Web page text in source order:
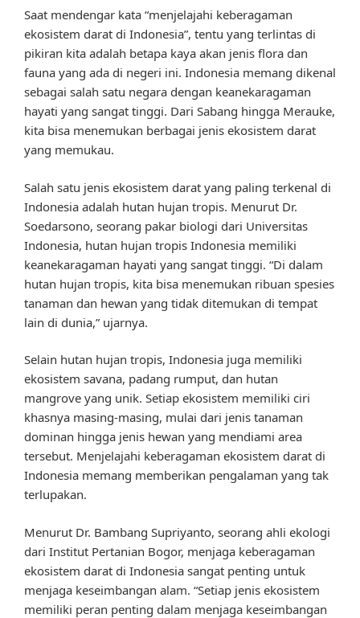
Saat mendengar kata “menjelajahi keberagaman
ekosistem darat di Indonesia”, tentu yang terlintas di
pikiran kita adalah betapa kaya akan jenis flora dan
fauna yang ada di negeri ini. Indonesia memang dikenal
sebagai salah satu negara dengan keanekaragaman
hayati yang sangat tinggi. Dari Sabang hingga Merauke,
kita bisa menemukan berbagai jenis ekosistem darat
yang memukau.
Salah satu jenis ekosistem darat yang paling terkenal di
Indonesia adalah hutan hujan tropis. Menurut Dr.
Soedarsono, seorang pakar biologi dari Universitas
Indonesia, hutan hujan tropis Indonesia memiliki
keanekaragaman hayati yang sangat tinggi. “Di dalam
hutan hujan tropis, kita bisa menemukan ribuan spesies
tanaman dan hewan yang tidak ditemukan di tempat
lain di dunia,” ujarnya.
Selain hutan hujan tropis, Indonesia juga memiliki
ekosistem savana, padang rumput, dan hutan
mangrove yang unik. Setiap ekosistem memiliki ciri
khasnya masing-masing, mulai dari jenis tanaman
dominan hingga jenis hewan yang mendiami area
tersebut. Menjelajahi keberagaman ekosistem darat di
Indonesia memang memberikan pengalaman yang tak
terlupakan.
Menurut Dr. Bambang Supriyanto, seorang ahli ekologi
dari Institut Pertanian Bogor, menjaga keberagaman
ekosistem darat di Indonesia sangat penting untuk
menjaga keseimbangan alam. “Setiap jenis ekosistem
memiliki peran penting dalam menjaga keseimbangan